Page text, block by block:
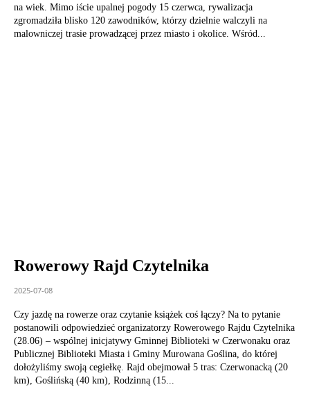
na wiek. Mimo iście upalnej pogody 15 czerwca, rywalizacja
zgromadziła blisko 120 zawodników, którzy dzielnie walczyli na
malowniczej trasie prowadzącej przez miasto i okolice. Wśród...
Rowerowy Rajd Czytelnika
2025-07-08
Czy jazdę na rowerze oraz czytanie książek coś łączy? Na to pytanie
postanowili odpowiedzieć organizatorzy Rowerowego Rajdu Czytelnika
(28.06) – wspólnej inicjatywy Gminnej Biblioteki w Czerwonaku oraz
Publicznej Biblioteki Miasta i Gminy Murowana Goślina, do której
dołożyliśmy swoją cegiełkę. Rajd obejmował 5 tras: Czerwonacką (20
km), Goślińską (40 km), Rodzinną (15...